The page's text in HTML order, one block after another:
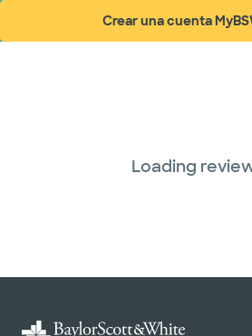
Crear una cuenta(abre
Loading